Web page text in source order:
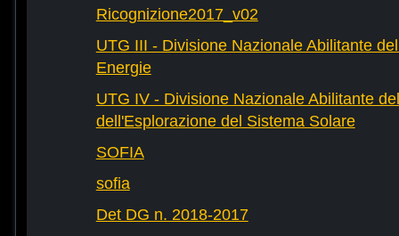
Ricognizione2017_v02
UTG III - Divisione Nazionale Abilitante
Energie
UTG IV - Divisione Nazionale Abilitante
dell'Esplorazione del Sistema Solare
SOFIA
sofia
Det DG n. 2018-2017